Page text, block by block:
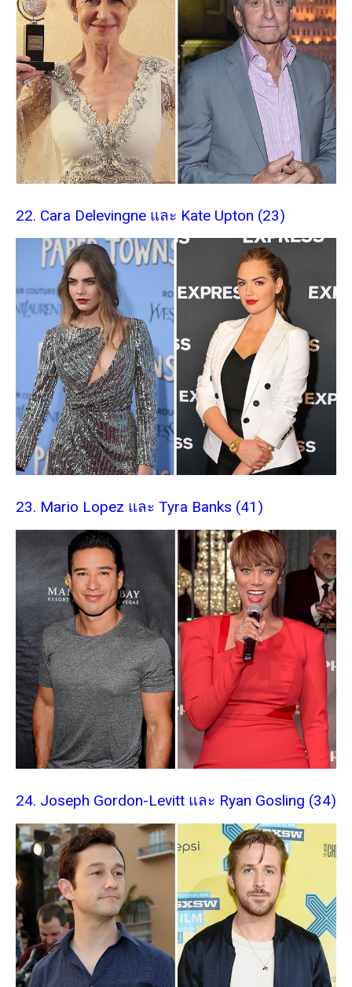
22. Cara Delevingne และ Kate Upton (23)
23. Mario Lopez และ Tyra Banks (41)
24. Joseph Gordon-Levitt และ Ryan Gosling (34)